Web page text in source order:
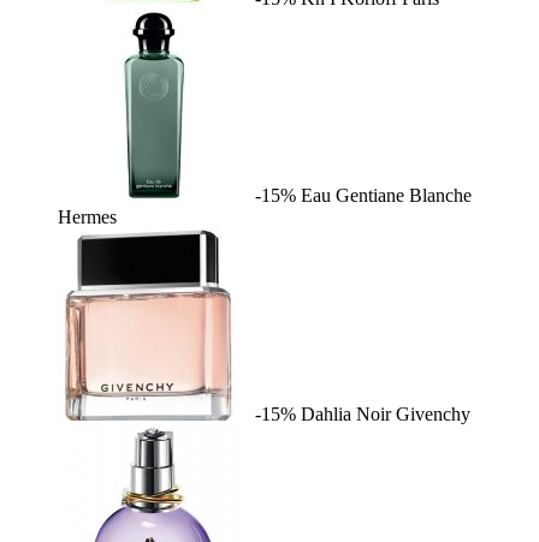
-15% Eau Gentiane Blanche
Hermes
-15% Dahlia Noir Givenchy